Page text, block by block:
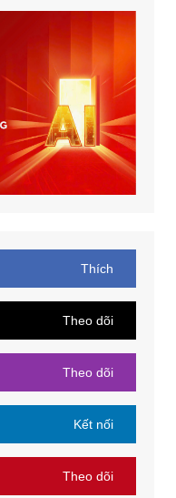
Thích
Theo dõi
Theo dõi
Kết nối
Theo dõi